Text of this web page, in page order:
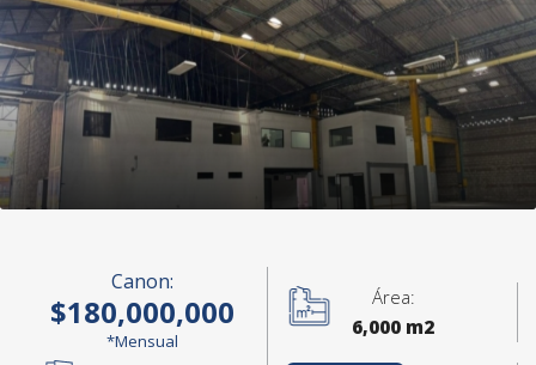
Canon:
$180,000,000
*Mensual
Área:
6,000 m2